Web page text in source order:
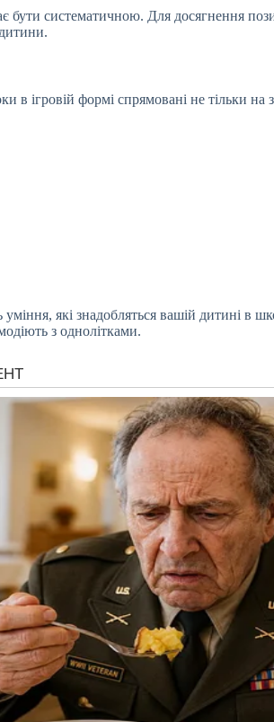
систематичною. Для досягнення
ігровій формі спрямовані не тільки на
які знадобляться вашій дитині в
з однолітками.